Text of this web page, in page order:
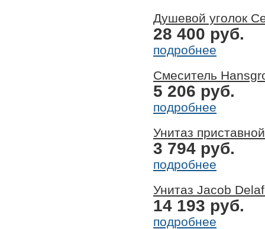
Душевой уголок
28 400 руб.
подробнее
Смеситель
5 206 руб.
подробнее
Унитаз
3 794 руб.
подробнее
Унитаз Jacob
14 193 руб.
подробнее